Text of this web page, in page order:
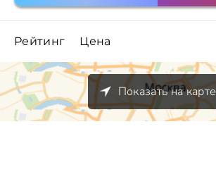
Рейтинг Цена
Показать на карте